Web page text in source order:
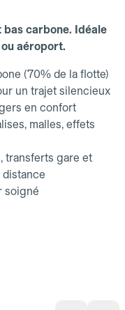
carbone. Idéale
aéroport.
(70% de la flotte)
un trajet silencieux
en confort
malles, effets
transferts gare et
distance
soigné